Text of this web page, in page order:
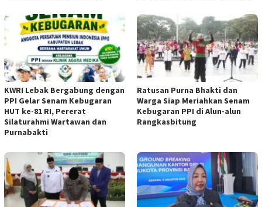
KWRI Lebak Bergabung dengan
PPI Gelar Senam Kebugaran
HUT ke-81 RI, Pererat
Silaturahmi Wartawan dan
Purnabakti
Ratusan Purna Bhakti dan
Warga Siap Meriahkan Senam
Kebugaran PPI di Alun-alun
Rangkasbitung